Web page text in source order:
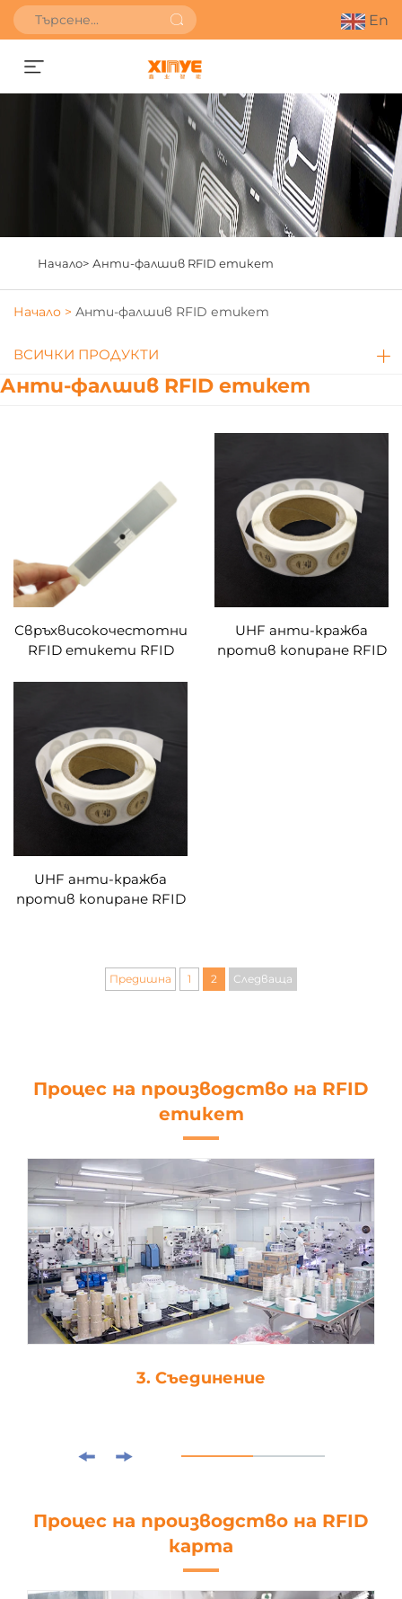
En
Получете оферта
Начало> Анти-фалшив RFID етикет
Начало > Анти-фалшив RFID етикет
ВСИЧКИ ПРОДУКТИ
Анти-фалшив RFID етикет
Свръхвисокочестотни
RFID етикети RFID
UHF анти-кражба
против копиране RFID
UHF анти-кражба
против копиране RFID
Предишна 1 2 Следваща
Процес на производство на RFID
етикет
3. Съединение
Процес на производство на RFID
карта